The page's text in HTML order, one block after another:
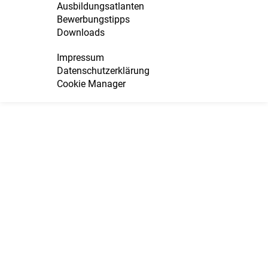
Ausbildungsatlanten
Bewerbungstipps
Downloads
Impressum
Datenschutzerklärung
Cookie Manager